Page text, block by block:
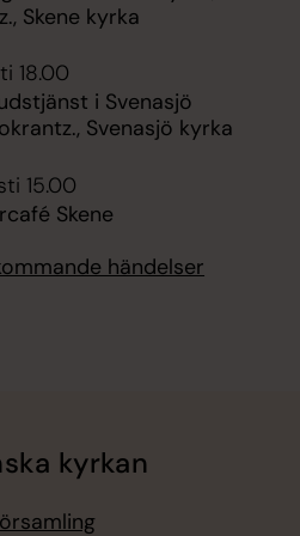
Skene kyrka
18.00
i Svenasjö
Svenasjö kyrka
15.00
Skene
händelser
kyrkan